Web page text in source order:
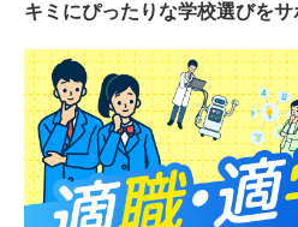
キミにぴったりな学校選びをサ